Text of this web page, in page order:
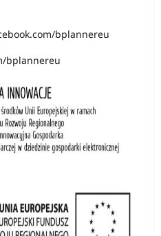
bplannereu
bplannereu